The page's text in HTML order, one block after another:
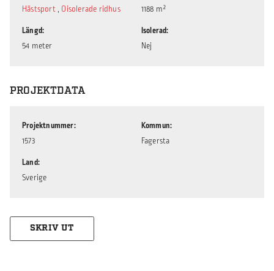
Hästsport , Oisolerade ridhus
Längd
54 meter
1188 m²
Isolerad
Nej
PROJEKTDATA
Projektnummer
1573
Land
Sverige
Kommun
Fagersta
SKRIV UT